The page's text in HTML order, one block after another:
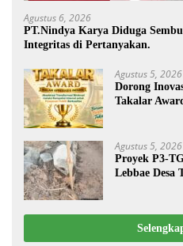
Agustus 6, 2026
PT.Nindya Karya Diduga
Integritas di Pertanyakan.
Agustus 5, 2026
Dorong
Takalar
Agustus 5, 2026
Proyek P3-
Lebbae Desa